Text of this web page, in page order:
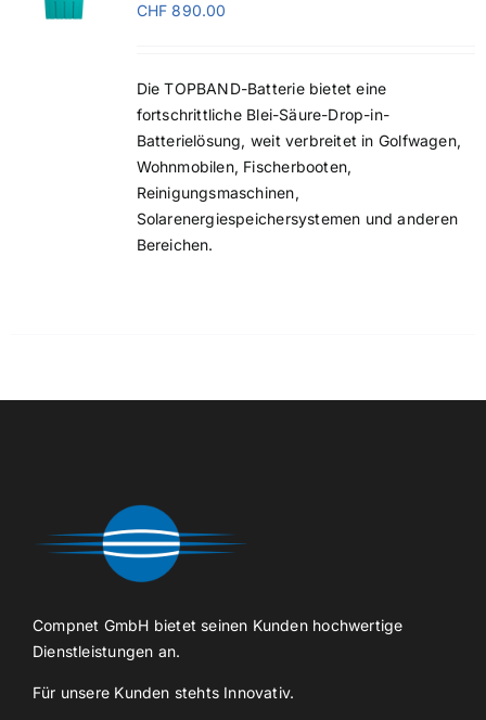
CHF 890.00
Die TOPBAND-Batterie bietet eine
fortschrittliche Blei-Säure-Drop-in-
Batterielösung, weit verbreitet in Golfwagen,
Wohnmobilen, Fischerbooten,
Reinigungsmaschinen,
Solarenergiespeichersystemen und anderen
Bereichen.
Compnet GmbH bietet seinen Kunden hochwertige
Dienstleistungen an.
Für unsere Kunden stehts Innovativ.